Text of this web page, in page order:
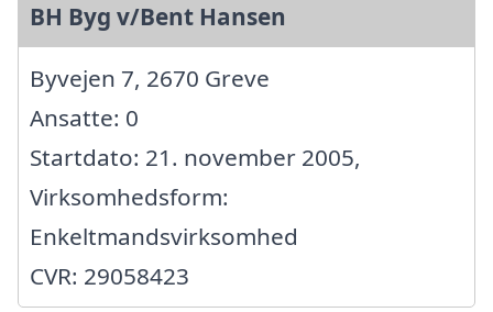
BH Byg v/Bent Hansen
Byvejen 7, 2670 Greve
Ansatte: 0
Startdato: 21. november 2005,
Virksomhedsform:
Enkeltmandsvirksomhed
CVR: 29058423